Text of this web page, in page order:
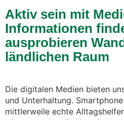
Aktiv sein mit
Informationen
ausprobieren
ländlichen Raum
Die digitalen Medien bieten
und Unterhaltung.
mittlerweile echte